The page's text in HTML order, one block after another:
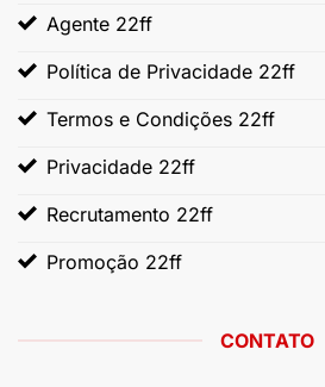
Agente 22ff
Política de Privacidade 22ff
Termos e Condições 22ff
Privacidade 22ff
Recrutamento 22ff
Promoção 22ff
CONTATO